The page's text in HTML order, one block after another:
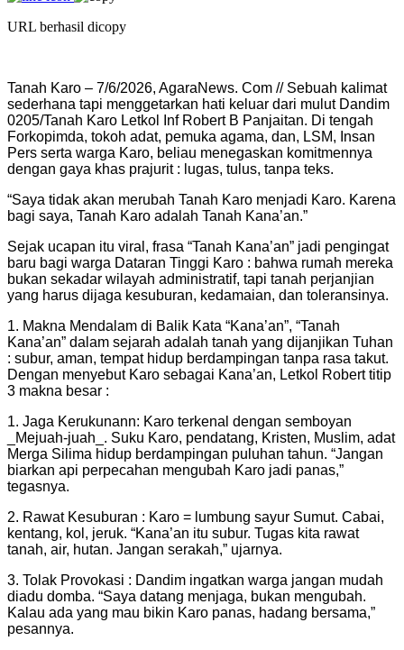
URL berhasil dicopy
Tanah Karo – 7/6/2026, AgaraNews. Com // Sebuah kalimat
sederhana tapi menggetarkan hati keluar dari mulut Dandim
0205/Tanah Karo Letkol Inf Robert B Panjaitan. Di tengah
Forkopimda, tokoh adat, pemuka agama, dan, LSM, Insan
Pers serta warga Karo, beliau menegaskan komitmennya
dengan gaya khas prajurit : lugas, tulus, tanpa teks.
“Saya tidak akan merubah Tanah Karo menjadi Karo. Karena
bagi saya, Tanah Karo adalah Tanah Kana’an.”
Sejak ucapan itu viral, frasa “Tanah Kana’an” jadi pengingat
baru bagi warga Dataran Tinggi Karo : bahwa rumah mereka
bukan sekadar wilayah administratif, tapi tanah perjanjian
yang harus dijaga kesuburan, kedamaian, dan toleransinya.
1. Makna Mendalam di Balik Kata “Kana’an”, “Tanah
Kana’an” dalam sejarah adalah tanah yang dijanjikan Tuhan
: subur, aman, tempat hidup berdampingan tanpa rasa takut.
Dengan menyebut Karo sebagai Kana’an, Letkol Robert titip
3 makna besar :
1. Jaga Kerukunann: Karo terkenal dengan semboyan
_Mejuah-juah_. Suku Karo, pendatang, Kristen, Muslim, adat
Merga Silima hidup berdampingan puluhan tahun. “Jangan
biarkan api perpecahan mengubah Karo jadi panas,”
tegasnya.
2. Rawat Kesuburan : Karo = lumbung sayur Sumut. Cabai,
kentang, kol, jeruk. “Kana’an itu subur. Tugas kita rawat
tanah, air, hutan. Jangan serakah,” ujarnya.
3. Tolak Provokasi : Dandim ingatkan warga jangan mudah
diadu domba. “Saya datang menjaga, bukan mengubah.
Kalau ada yang mau bikin Karo panas, hadang bersama,”
pesannya.